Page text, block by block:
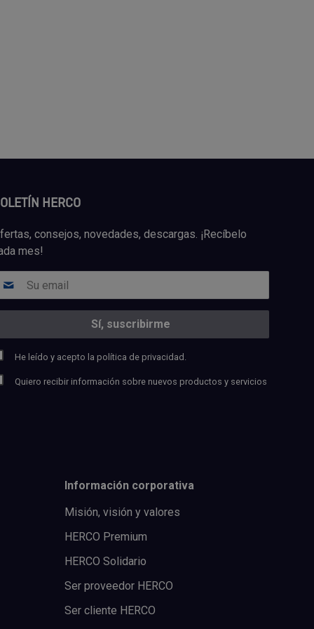
HERCO
consejos, novedades, descargas. ¡Recíbelo
mes!
He leído y acepto la política de privacidad.
Quiero recibir información sobre nuevos productos y servicios
Información corporativa
Misión, visión y valores
HERCO Premium
HERCO Solidario
Ser proveedor HERCO
Ser cliente HERCO